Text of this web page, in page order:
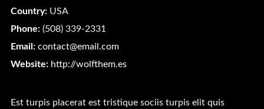
Country:USA
Phone:(508) 339-2331
Email: contact@email.com
Website: http://wolfthem.es
Est turpis placerat est tristique sociis turpis elit quis